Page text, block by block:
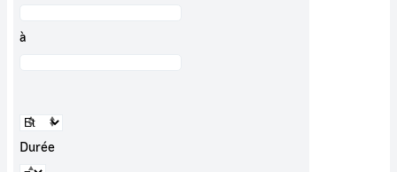
à
Durée